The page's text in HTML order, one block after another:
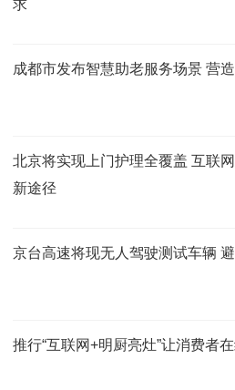
求
成都市发布智慧助老服务场景 营
北京将实现上门护理全覆盖 互联
新途径
京台高速将现无人驾驶测试车辆
推行“互联网+明厨亮灶”让消费者